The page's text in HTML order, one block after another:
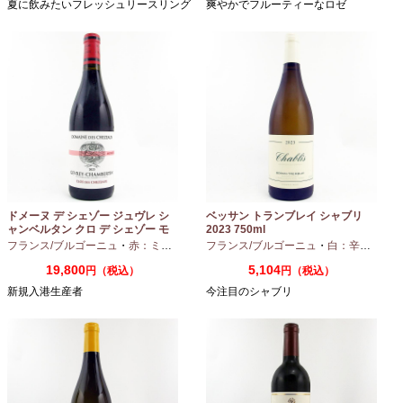
夏に飲みたいフレッシュリースリング 爽やかでフルーティーなロゼ
ドメーヌ デ シェゾー ジュヴレ シ
ャンベルタン クロ デ シェゾー モ
ノポール 2023 750ml
フランス/ブルゴーニュ ・ 赤：ミディアムボディ ・ピノノワール
19,800円（税込）
新規入港生産者
ベッサン トランブレイ シャブリ
2023 750ml
フランス/ブルゴーニュ ・ 白：辛口
5,104円（税込）
今注目のシャブリ